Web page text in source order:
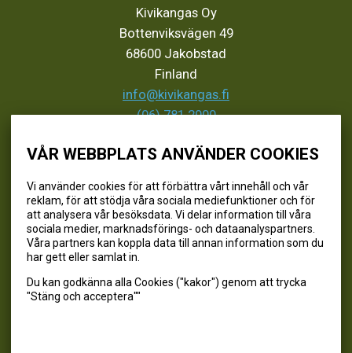
VÅR WEBBPLATS ANVÄNDER COOKIES
Vi använder cookies för att förbättra vårt innehåll och vår
reklam, för att stödja våra sociala mediefunktioner och för
att analysera vår besöksdata. Vi delar information till våra
sociala medier, marknadsförings- och dataanalyspartners.
Våra partners kan koppla data till annan information som du
har gett eller samlat in.
Du kan godkänna alla Cookies ("kakor") genom att trycka
"Stäng och acceptera""
Kivikangas Oy
Bottenviksvägen 49
68600 Jakobstad
Finland
info@kivikangas.fi
(06) 781 2900
SEURAA MEITÄ
@kivikangaskalastus
@kivikangaskasvihuoneet
@kivikangas_kalastus
@kivikangaskasvihuoneet